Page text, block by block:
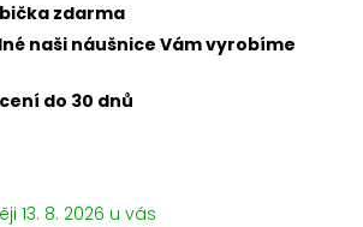
zdarma
naši náušnice Vám vyrobíme
do 30 dnů
13. 8. 2026